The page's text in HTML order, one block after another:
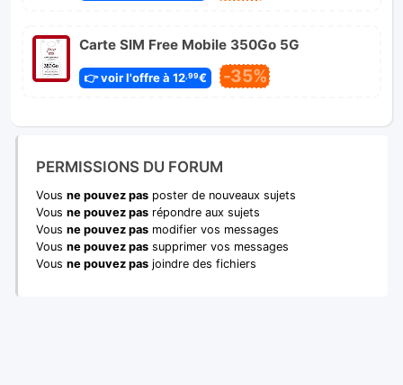
Carte SIM Free Mobile 350Go 5G
👉 voir l'offre à 12,99€ -35%
PERMISSIONS DU FORUM
Vous ne pouvez pas poster de nouveaux sujets
Vous ne pouvez pas répondre aux sujets
Vous ne pouvez pas modifier vos messages
Vous ne pouvez pas supprimer vos messages
Vous ne pouvez pas joindre des fichiers